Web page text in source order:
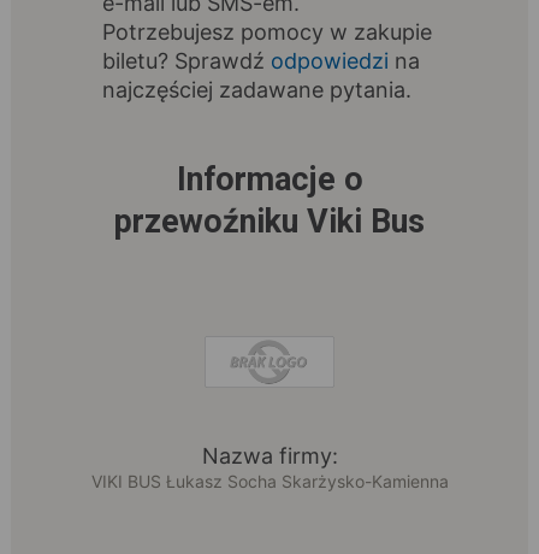
Potrzebujesz pomocy w zakupie
biletu? Sprawdź odpowiedzi na
najczęściej zadawane pytania.
Informacje o
przewoźniku Viki Bus
Nazwa firmy:
VIKI BUS Łukasz Socha Skarżysko-Kamienna